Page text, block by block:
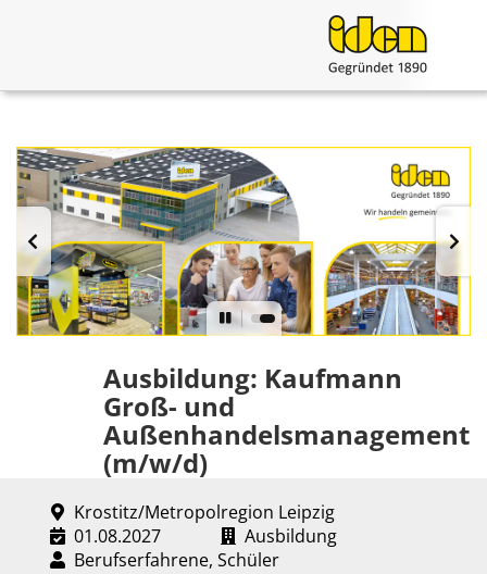
Ausbildung: Kaufmann
Groß- und
Außenhandelsmanagement
(m/w/d)
Krostitz/Metropolregion Leipzig
01.08.2027
Ausbildung
Berufserfahrene, Schüler